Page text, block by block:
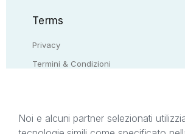
Terms
Privacy
Termini & Condizioni
Noi e alcuni partner selezionati